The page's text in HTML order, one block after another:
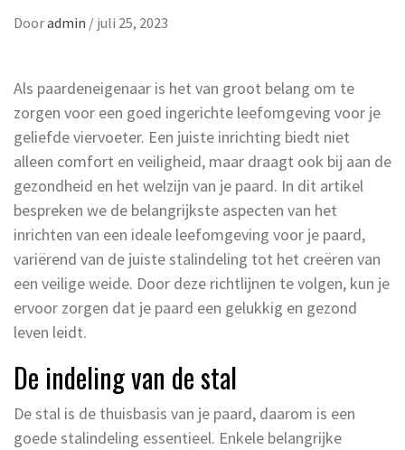
Dooradmin / juli 25, 2023
Als paardeneigenaar is het van groot belang om te
zorgen voor een goed ingerichte leefomgeving voor je
geliefde viervoeter. Een juiste inrichting biedt niet
alleen comfort en veiligheid, maar draagt ook bij aan de
gezondheid en het welzijn van je paard. In dit artikel
bespreken we de belangrijkste aspecten van het
inrichten van een ideale leefomgeving voor je paard,
variërend van de juiste stalindeling tot het creëren van
een veilige weide. Door deze richtlijnen te volgen, kun je
ervoor zorgen dat je paard een gelukkig en gezond
leven leidt.
De indeling van de stal
De stal is de thuisbasis van je paard, daarom is een
goede stalindeling essentieel. Enkele belangrijke